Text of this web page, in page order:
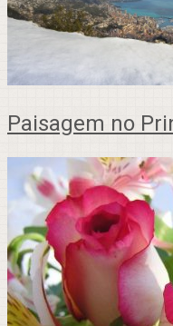
Paisagem no